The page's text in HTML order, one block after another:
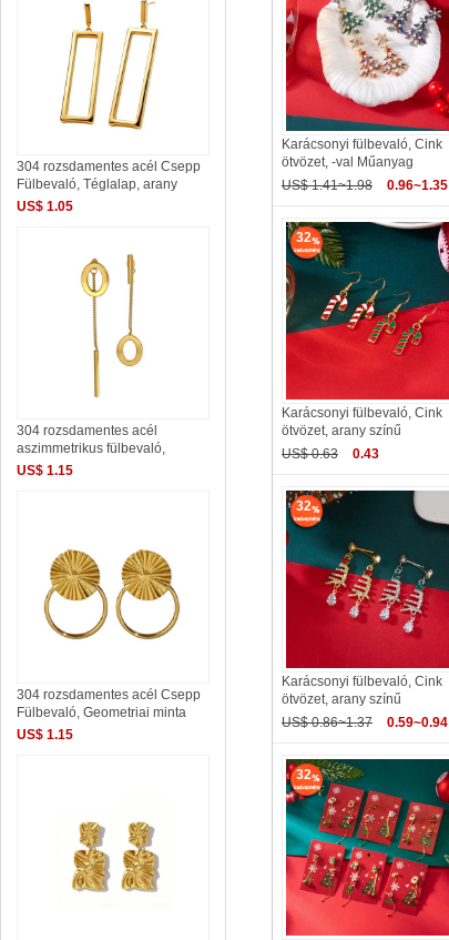
Karácsonyi fülbevaló, Cink
ötvözet, -val Műanyag
US$ 1.41~1.98
0.96~1.35
32
Karácsonyi fülbevaló, Cink
ötvözet, arany színű
US$ 0.63
0.43
32
Karácsonyi fülbevaló, Cink
ötvözet, arany színű
US$ 0.86~1.37
0.59~0.94
32
304 rozsdamentes acél Csepp
Fülbevaló, Téglalap, arany
US$ 1.05
304 rozsdamentes acél
aszimmetrikus fülbevaló,
US$ 1.15
304 rozsdamentes acél Csepp
Fülbevaló, Geometriai minta
US$ 1.15